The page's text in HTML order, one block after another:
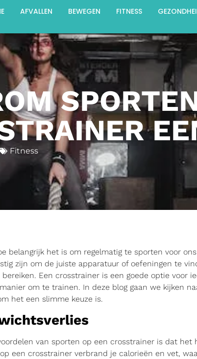
AFVALLEN BEWEGEN FITNESS
Fitness
belangrijk het is om regelmatig te sporten voor
zijn om de juiste apparatuur of oefeningen te
Een crosstrainer is een goede optie voor
om te trainen. In deze blog gaan we kijken
het een slimme keuze is.
van sporten op een crosstrainer is dat het
een crosstrainer verbrand je calorieën en vet,